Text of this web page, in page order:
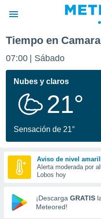
de
ha sido
calidad.
a este
las
y
forma
digital
basada
Tiempo en
07:00 Sábado
Nubes y claros
21°
Sensación de 21°
Aviso de nivel
Alerta moderada por
Lobos hoy
¡Descarga GRATIS
Meteored!